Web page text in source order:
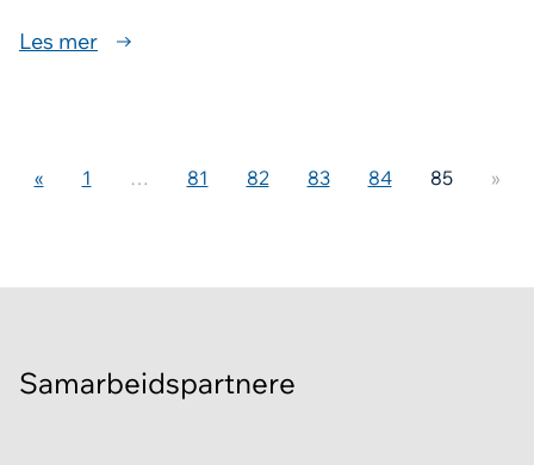
Les mer
« 1 … 81 82 83 84 85 »
Samarbeidspartnere